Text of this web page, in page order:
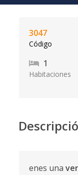
3047
Código
1
Habitaciones
enes una